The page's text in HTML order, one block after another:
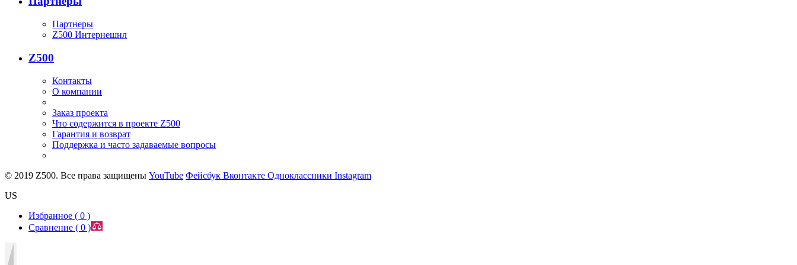
Партнеры
Z500 Интернешнл
Z500
Контакты
О компании
Заказ проекта
Что содержится в проекте Z500
Гарантия и возврат
Поддержка и часто задаваемые вопросы
© 2019 Z500. Все права защищены YouTube Фейсбук Вконтакте Одноклассники Instagram
US
Избранное ( 0 )
Сравнение ( 0 )